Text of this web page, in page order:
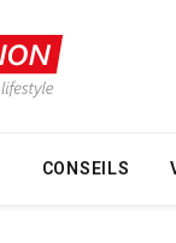
CONSEILS